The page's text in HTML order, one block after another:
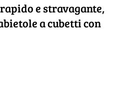
e stravagante,
a cubetti con